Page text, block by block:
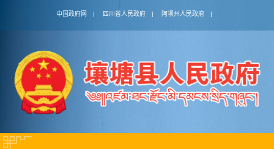
中国政府网 | 四川省人民政府 | 阿坝州人民政府 |